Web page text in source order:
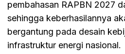
pembahasan RAPBN 2027
sehingga keberhasilannya
bergantung pada desain
infrastruktur energi nasional.